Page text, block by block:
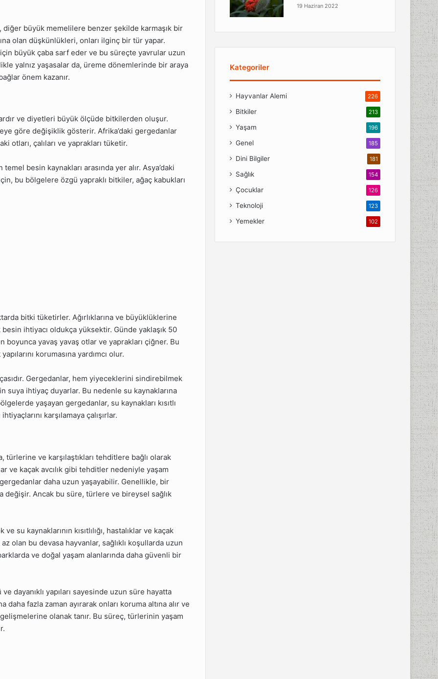
diğer büyük memelilere benzer şekilde karmaşık bir
olan düşkünlükleri, onları ilginç bir tür yapar.
büyük çaba sarf eder ve bu süreçte yavrular uzun
yalnız yaşasalar da, üreme dönemlerinde bir araya
önem kazanır.
ve diyetleri büyük ölçüde bitkilerden oluşur.
göre değişiklik gösterir. Afrika’daki gergedanlar
otları, çalıları ve yaprakları tüketir.
besin kaynakları arasında yer alır. Asya’daki
bu bölgelere özgü yapraklı bitkiler, ağaç kabukları
bitki tüketirler. Ağırlıklarına ve büyüklüklerine
ihtiyacı oldukça yüksektir. Günde yaklaşık 50
yavaş yavaş otlar ve yaprakları çiğner. Bu
korumasına yardımcı olur.
Gergedanlar, hem yiyeceklerini sindirebilmek
suya ihtiyaç duyarlar. Bu nedenle su kaynaklarına
yaşayan gergedanlar, su kaynakları kısıtlı
karşılamaya çalışırlar.
türlerine ve karşılaştıkları tehditlere bağlı olarak
ve kaçak avcılık gibi tehditler nedeniyle yaşam
daha uzun yaşayabilir. Genellikle, bir
değişir. Ancak bu süre, türlere ve bireysel sağlık
su kaynaklarının kısıtlılığı, hastalıklar ve kaçak
olan bu devasa hayvanlar, sağlıklı koşullarda uzun
ve doğal yaşam alanlarında daha güvenli bir
dayanıklı yapıları sayesinde uzun süre hayatta
fazla zaman ayırarak onları koruma altına alır ve
olanak tanır. Bu süreç, türlerinin yaşam
19 Haziran 2022
Kategoriler
Hayvanlar Alemi 226
Bitkiler 213
Yaşam 196
Genel 185
Dini Bilgiler 181
Sağlık 154
Çocuklar 126
Teknoloji 123
Yemekler 102